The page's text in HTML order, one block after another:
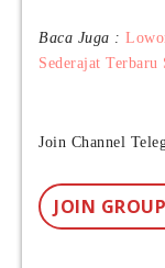
Baca Juga :
Sederajat Terbaru
Join Channel
JOIN